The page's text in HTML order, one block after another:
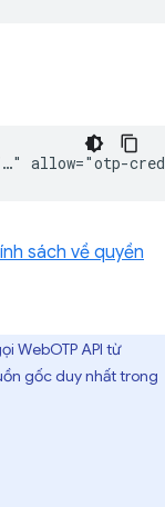
sách về quyền
WebOTP API từ
gốc duy nhất trong